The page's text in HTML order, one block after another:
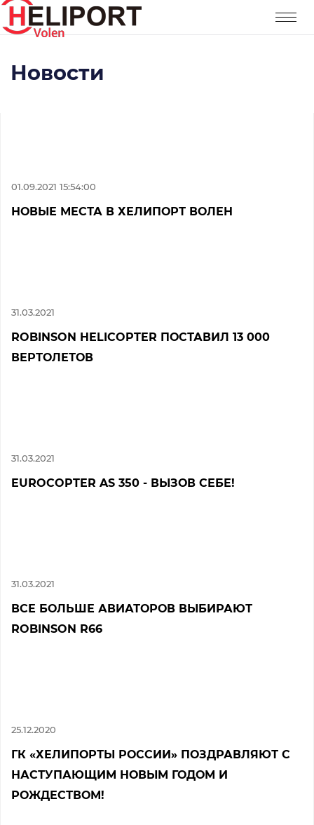
Новости
01.09.2021 15:54:00
НОВЫЕ МЕСТА В ХЕЛИПОРТ ВОЛЕН
31.03.2021
ROBINSON HELICOPTER ПОСТАВИЛ 13 000
ВЕРТОЛЕТОВ
31.03.2021
EUROCOPTER AS 350 - ВЫЗОВ СЕБЕ!
31.03.2021
ВСЕ БОЛЬШЕ АВИАТОРОВ ВЫБИРАЮТ
ROBINSON R66
25.12.2020
ГК «ХЕЛИПОРТЫ РОССИИ» ПОЗДРАВЛЯЮТ С
НАСТУПАЮЩИМ НОВЫМ ГОДОМ И
РОЖДЕСТВОМ!